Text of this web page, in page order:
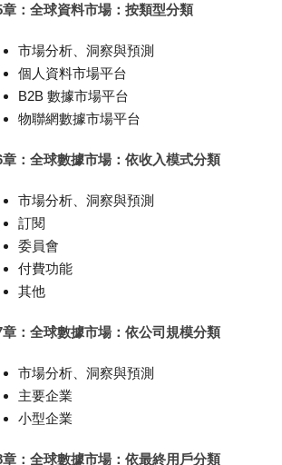
章：全球資料市場：按類型分類
市場分析、洞察與預測
個人資料市場平台
B2B 數據市場平台
物聯網數據市場平台
章：全球數據市場：依收入模式分類
市場分析、洞察與預測
訂閱
委員會
付費功能
其他
章：全球數據市場：依公司規模分類
市場分析、洞察與預測
主要企業
小型企業
章：全球數據市場：依最終用戶分類